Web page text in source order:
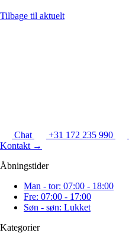
Tilbage til aktuelt
Chat +31 172 235 990
Kontakt →
Åbningstider
Man - tor: 07:00 - 18:00
Fre: 07:00 - 17:00
Søn - søn: Lukket
Kategorier